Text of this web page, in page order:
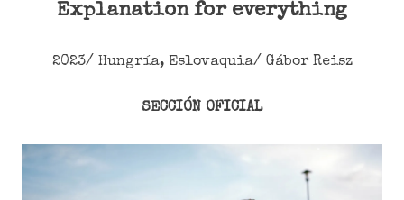
Explanation for everything
2023/ Hungría, Eslovaquia/ Gábor Reisz
SECCIÓN OFICIAL